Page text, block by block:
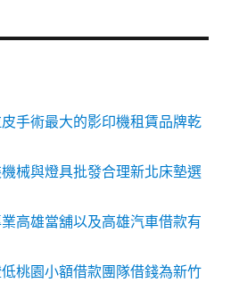
手術最大的影印機租賃品牌乾
械與燈具批發合理新北床墊選
高雄當舖以及高雄汽車借款有
桃園小額借款團隊借錢為新竹